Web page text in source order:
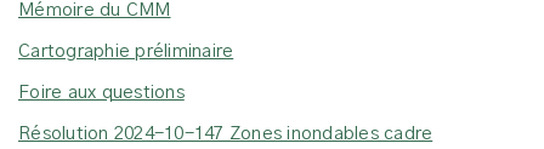
Mémoire du CMM
Cartographie préliminaire
Foire aux questions
Résolution 2024-10-147 Zones inondables cadre